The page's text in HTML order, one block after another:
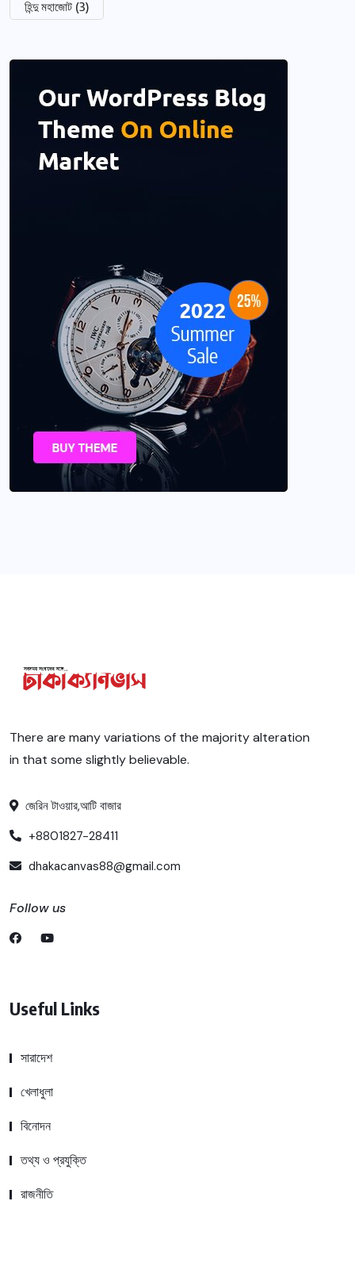
হিন্দু মহাজোট (3)
There are many variations of the majority alteration
in that some slightly believable.
জেরিন টাওয়ার,আটি বাজার
+8801827-28411
dhakacanvas88@gmail.com
Follow us
Useful Links
সারাদেশ
খেলাধুলা
বিনোদন
তথ্য ও প্রযুক্তি
রাজনীতি